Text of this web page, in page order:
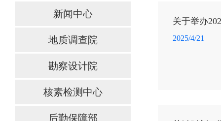
新闻中心
地质调查院
勘察设计院
核素检测中心
后勤保障部
关于举办
2025/4/21